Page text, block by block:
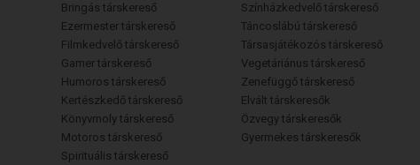
Bringás társkereső
Ezermester társkereső
Filmkedvelő társkereső
Gamer társkereső
Humoros társkereső
Kertészkedő társkereső
Könyvmoly társkereső
Motoros társkereső
Spirituális társkereső
Színházkedvelő társkereső
Táncoslábú társkereső
Társasjátékozós társkereső
Vegetáriánus társkereső
Zenefüggő társkereső
Elvált társkeresők
Özvegy társkeresők
Gyermekes társkeresők